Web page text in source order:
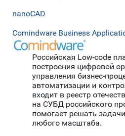
nanoCAD
Comindware Business
Российская Low-code
построения цифровой
управления бизнес-
автоматизации и
входит в реестр
на СУБД российского
помогает решать
любого масштаба.